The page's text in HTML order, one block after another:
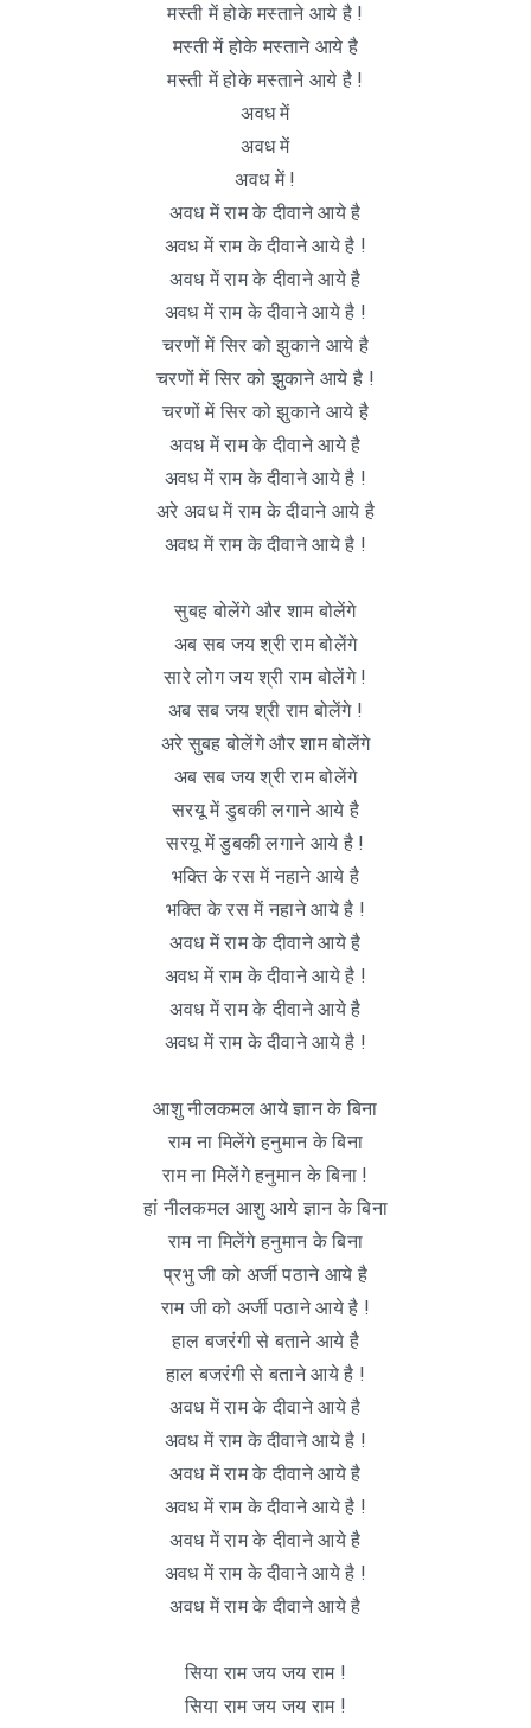
मस्ती में होके मस्ताने आये है !
मस्ती में होके मस्ताने आये है
मस्ती में होके मस्ताने आये है !
अवध में
अवध में
अवध में !
अवध में राम के दीवाने आये है
अवध में राम के दीवाने आये है !
अवध में राम के दीवाने आये है
अवध में राम के दीवाने आये है !
चरणों में सिर को झुकाने आये है
चरणों में सिर को झुकाने आये है !
चरणों में सिर को झुकाने आये है
अवध में राम के दीवाने आये है
अवध में राम के दीवाने आये है !
अरे अवध में राम के दीवाने आये है
अवध में राम के दीवाने आये है !
सुबह बोलेंगे और शाम बोलेंगे
अब सब जय श्री राम बोलेंगे
सारे लोग जय श्री राम बोलेंगे !
अब सब जय श्री राम बोलेंगे !
अरे सुबह बोलेंगे और शाम बोलेंगे
अब सब जय श्री राम बोलेंगे
सरयू में डुबकी लगाने आये है
सरयू में डुबकी लगाने आये है !
भक्ति के रस में नहाने आये है
भक्ति के रस में नहाने आये है !
अवध में राम के दीवाने आये है
अवध में राम के दीवाने आये है !
अवध में राम के दीवाने आये है
अवध में राम के दीवाने आये है !
आशु नीलकमल आये ज्ञान के बिना
राम ना मिलेंगे हनुमान के बिना
राम ना मिलेंगे हनुमान के बिना !
हां नीलकमल आशु आये ज्ञान के बिना
राम ना मिलेंगे हनुमान के बिना
प्रभु जी को अर्जी पठाने आये है
राम जी को अर्जी पठाने आये है !
हाल बजरंगी से बताने आये है
हाल बजरंगी से बताने आये है !
अवध में राम के दीवाने आये है
अवध में राम के दीवाने आये है !
अवध में राम के दीवाने आये है
अवध में राम के दीवाने आये है !
अवध में राम के दीवाने आये है
अवध में राम के दीवाने आये है !
अवध में राम के दीवाने आये है
सिया राम जय जय राम !
सिया राम जय जय राम !